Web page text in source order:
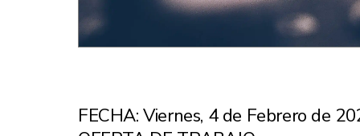
FECHA: Viernes, 4 de Febrero de